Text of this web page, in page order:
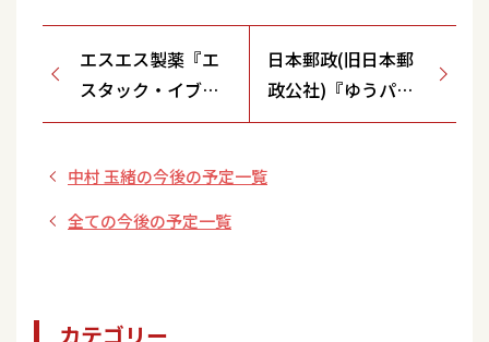
エスエス製薬『エ
スタック・イブ』
のど痛い、熱もあ
きまっせ
日本郵政(旧日本郵
政公社)『ゆうパッ
ク』 ゆうパック物
中村 玉緒の今後の予定一覧
全ての今後の予定一覧
カテゴリー